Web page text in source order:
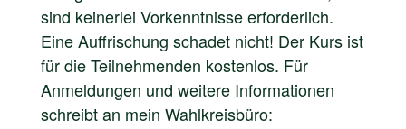
sind keinerlei Vorkenntnisse erforderlich.
Eine Auffrischung schadet nicht! Der Kurs ist
für die Teilnehmenden kostenlos. Für
Anmeldungen und weitere Informationen
schreibt an mein Wahlkreisbüro: